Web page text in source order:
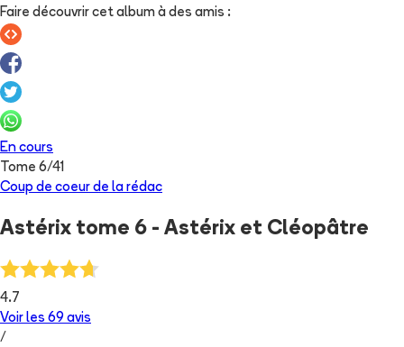
Faire découvrir cet album à des amis :
En cours
Tome 6/41
Coup de coeur de la rédac
Astérix tome 6 - Astérix et Cléopâtre
4.7
Voir les 69 avis
/